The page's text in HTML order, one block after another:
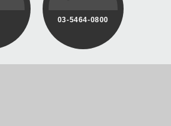
03-5464-0800